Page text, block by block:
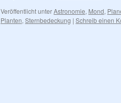
Veröffentlicht unterAstronomie, Mond,
Planten, Sternbedeckung | Schreib einen